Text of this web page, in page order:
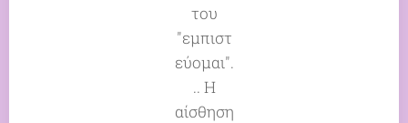
του
"εμπιστ
εύομαι".
.. Η
αίσθηση